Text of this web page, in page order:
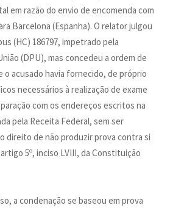
em razão do envio de encomenda com
Barcelona (Espanha). O relator julgou
(HC) 186797, impetrado pela
(DPU), mas concedeu a ordem de
acusado havia fornecido, de próprio
necessários à realização de exame
com os endereços escritos na
pela Receita Federal, sem ser
direito de não produzir prova contra si
5º, inciso LVIII, da Constituição
a condenação se baseou em prova